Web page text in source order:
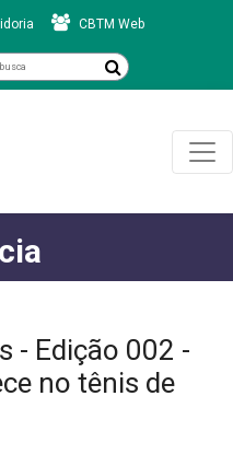
CBTM Web
- Edição 002 -
no tênis de